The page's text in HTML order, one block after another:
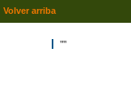
""
Volver arriba